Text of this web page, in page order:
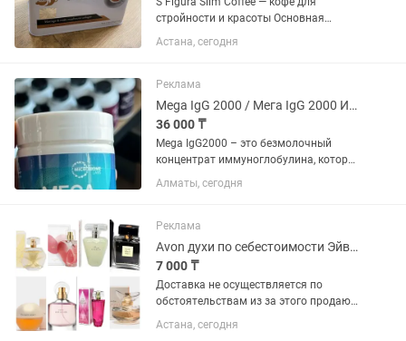
стройности и красоты Основная
информация: •Форма выпуска: 30 саше
по 10 г •Страна происхождения:
разработан международной группой...
Астана, сегодня
Реклама
Mega IgG 2000 / Мега IgG 2000 Иммуноглобулин порошок 60 г
36 000 ₸
Mega IgG2000 – это безмолочный
концентрат иммуноглобулина, который
поддерживает здоровое пищеварение,
нейтрализует токсины и улучшает
отличие от других...
Алматы, сегодня
Реклама
Avon духи по себестоимости Эйвон
7 000 ₸
Доставка не осуществляется по
обстоятельствам из за этого продаю
по себестоимости. Таких цен нигде нет,
успейте дёшево купить новый,
Астана, сегодня